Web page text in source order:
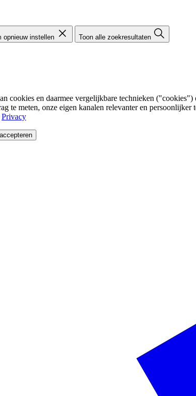
opnieuw instellen Toon alle zoekresultaten
cookies en daarmee vergelijkbare technieken
te meten, onze eigen kanalen relevanter en
Privacy